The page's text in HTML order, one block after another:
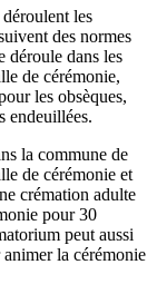
déroulent les
des normes
déroule dans les
de cérémonie,
les obsèques,
endeuillées.
la commune de
de cérémonie et
crémation adulte
pour 30
peut aussi
la cérémonie